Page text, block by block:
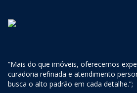
“Mais do que imóveis, oferecemos
curadoria refinada e atendimento
busca o alto padrão em cada detalhe.”;